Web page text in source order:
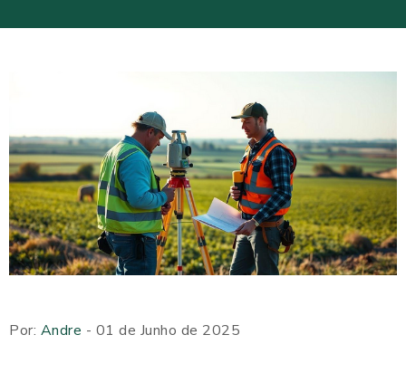
Por: Andre - 01 de Junho de 2025